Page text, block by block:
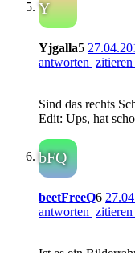
Y
Yjgalla5
antworten zitieren
Sind das rechts
Edit: Ups, hat
bFQ
beetFreeQ6
antworten zitieren